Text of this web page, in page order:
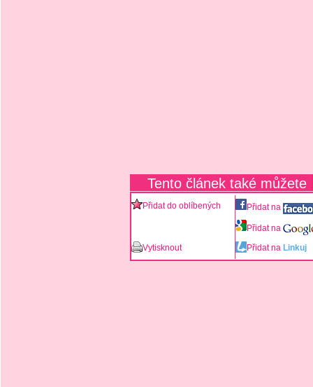
Tento článek také můžete
Přidat do oblíbených Přidat na
Přidat na
Vytisknout
Přidat na Linkuj